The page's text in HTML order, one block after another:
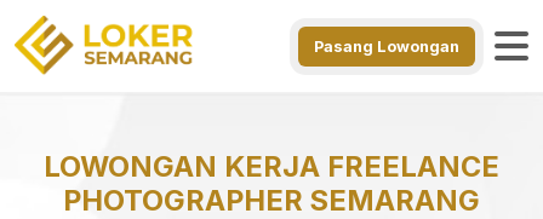
Pasang Lowongan
LOWONGAN KERJA FREELANCE
PHOTOGRAPHER SEMARANG